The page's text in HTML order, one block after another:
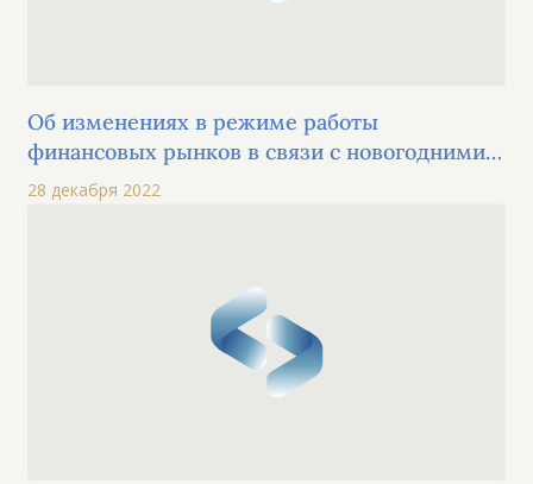
Об изменениях в режиме работы
финансовых рынков в связи с новогодними
праздниками
28 декабря 2022